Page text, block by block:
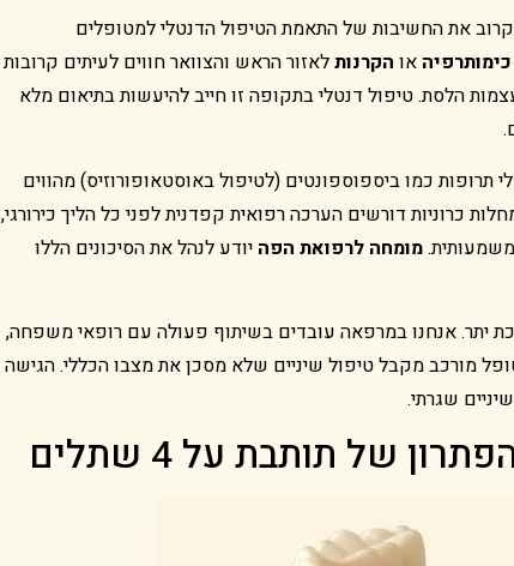
מקרוב את החשיבות של התאמת הטיפול הדנטלי למטופלים
כימותרפיה או הקרנותלאזור הראש והצוואר חווים לעיתים קרובות
הלסת. טיפול דנטלי בתקופה זו חייב להיעשות בתיאום מלא
תרופות כמו ביספוספונטים (לטיפול באוסטאופורוזיס) מהווים
כרוניות דורשים הערכה רפואית קפדנית לפני כל הליך כירורגי,
מומחה לרפואת הפה יודע לנהל את הסיכונים הללו
יתר. אנחנו במרפאה עובדים בשיתוף פעולה עם רופאי משפחה,
מורכב מקבל טיפול שיניים שלא מסכן את מצבו הכללי. הגישה
שגרתי.
של תותבת על 4 שתלים